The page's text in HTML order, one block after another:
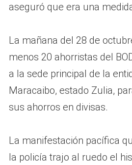
aseguró que era una
La mañana del 28 de
menos 20 ahorristas del
a la sede principal de la
Maracaibo, estado Zulia,
sus ahorros en divisas.
La manifestación pacífica
la policía trajo al ruedo el